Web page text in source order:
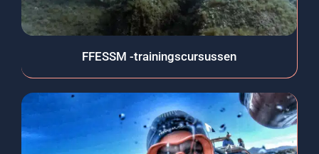
FFESSM -trainingscursussen